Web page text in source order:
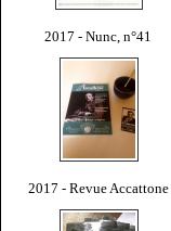
2017 - Nunc, n°41
2017 - Revue Accattone